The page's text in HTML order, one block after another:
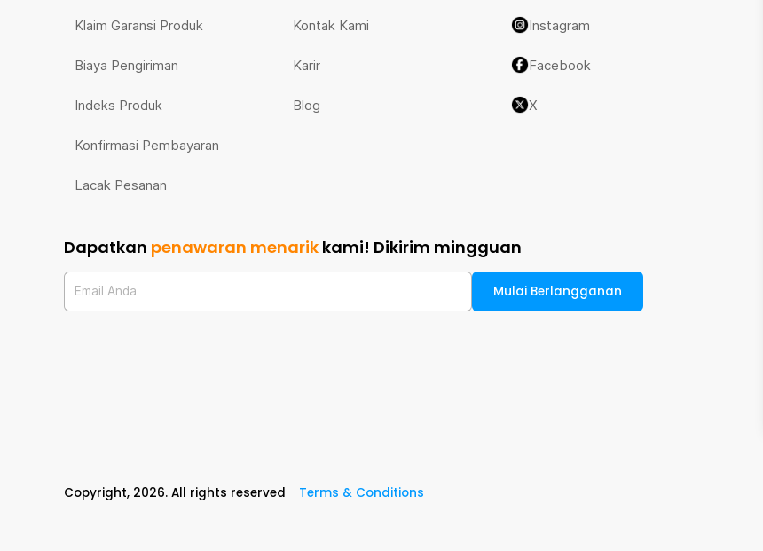
Klaim Garansi Produk
Biaya Pengiriman
Indeks Produk
Konfirmasi Pembayaran
Lacak Pesanan
Kontak Kami
Karir
Blog
Instagram
Facebook
X
Dapatkan penawaran menarik kami! Dikirim mingguan
Email Anda Mulai Berlangganan
Copyright, 2026. All rights reserved Terms & Conditions